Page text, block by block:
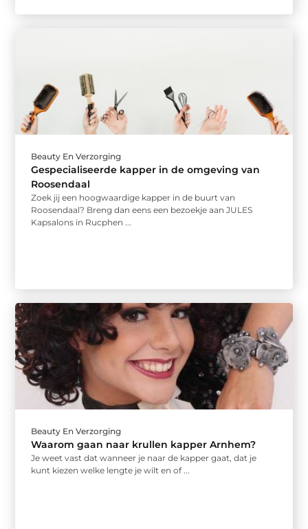
Beauty En Verzorging
Gespecialiseerde kapper in de omgeving van
Roosendaal
Zoek jij een hoogwaardige kapper in de buurt van
Roosendaal? Breng dan eens een bezoekje aan JULES
Kapsalons in Rucphen ...
Beauty En Verzorging
Waarom gaan naar krullen kapper Arnhem?
Je weet vast dat wanneer je naar de kapper gaat, dat je
kunt kiezen welke lengte je wilt en of ...